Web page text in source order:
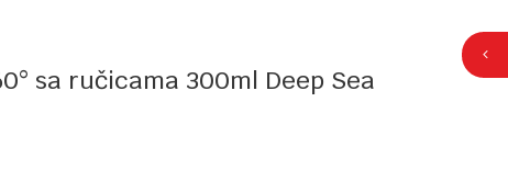
sa ručicama 300ml Deep Sea